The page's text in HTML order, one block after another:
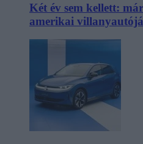
Két év sem kellett:
amerikai